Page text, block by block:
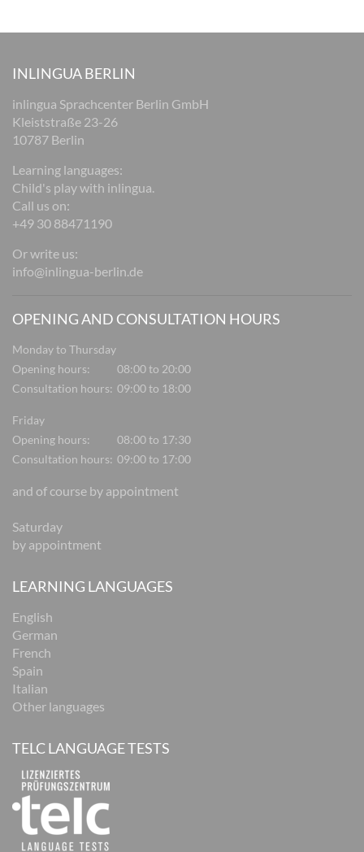
INLINGUA BERLIN
inlingua Sprachcenter Berlin GmbH
Kleiststraße 23-26
10787 Berlin
Learning languages:
Child's play with inlingua.
Call us on:
+49 30 88471190
Or write us:
info@inlingua-berlin.de
OPENING AND CONSULTATION HOURS
Monday to Thursday
Opening hours:
08:00 to 20:00
Consultation hours: 09:00 to 18:00
Friday
Opening hours:
08:00 to 17:30
Consultation hours: 09:00 to 17:00
and of course by appointment
Saturday
by appointment
LEARNING LANGUAGES
English
German
French
Spain
Italian
Other languages
TELC LANGUAGE TESTS